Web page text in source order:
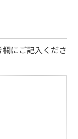
にご記入くださ